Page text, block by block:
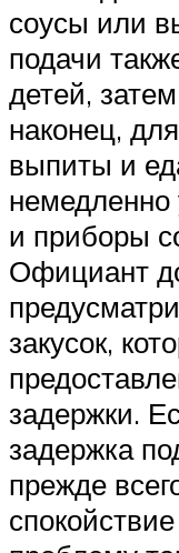
соусы или
подачи
детей,
наконец,
выпиты и
немедленно
и приборы
Официант
закусок,
задержки.
задержка
прежде